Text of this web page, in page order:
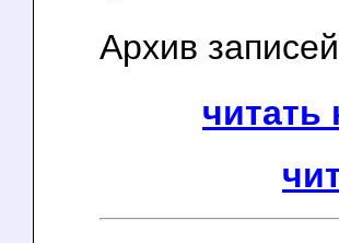
Архив
читать